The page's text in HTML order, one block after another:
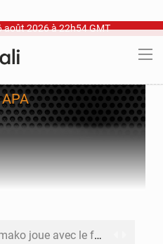
août 2026 à 22h54 GMT
APA
Bamako joue avec le feu